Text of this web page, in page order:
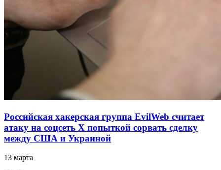
Российская хакерская группа EvilWeb считает
атаку на соцсеть Х попыткой сорвать сделку
между США и Украиной
13 марта